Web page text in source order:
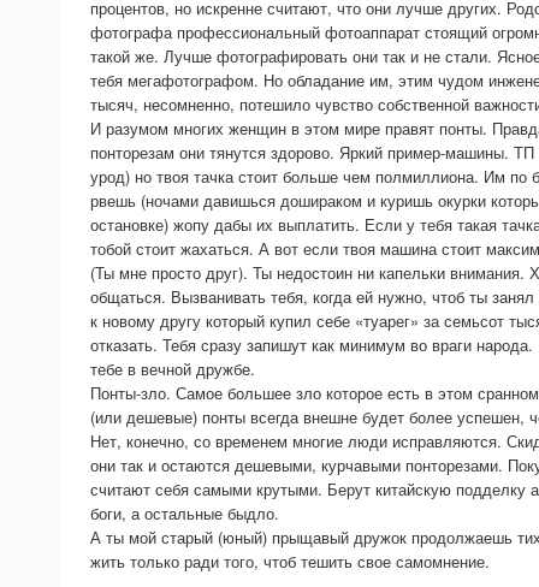
процентов, но искренне считают, что они лучше других.
фотографа профессиональный фотоаппарат стоящий
такой же. Лучше фотографировать они так и не стали.
тебя мегафотографом. Но обладание им, этим чудом
тысяч, несомненно, потешило чувство собственной
И разумом многих женщин в этом мире правят понты.
понторезам они тянутся здорово. Яркий пример-машины.
урод) но твоя тачка стоит больше чем полмиллиона. Им по
рвешь (ночами давишься дошираком и куришь окурки
остановке) жопу дабы их выплатить. Если у тебя такая
тобой стоит жахаться. А вот если твоя машина стоит
(Ты мне просто друг). Ты недостоин ни капельки внимания.
общаться. Вызванивать тебя, когда ей нужно, чтоб ты занял
к новому другу который купил себе «туарег» за семьсот
отказать. Тебя сразу запишут как минимум во враги
тебе в вечной дружбе.
Понты-зло. Самое большее зло которое есть в этом
(или дешевые) понты всегда внешне будет более успешен,
Нет, конечно, со временем многие люди исправляются.
они так и остаются дешевыми, курчавыми понторезами.
считают себя самыми крутыми. Берут китайскую подделку
боги, а остальные быдло.
А ты мой старый (юный) прыщавый дружок продолжаешь
жить только ради того, чтоб тешить свое самомнение.